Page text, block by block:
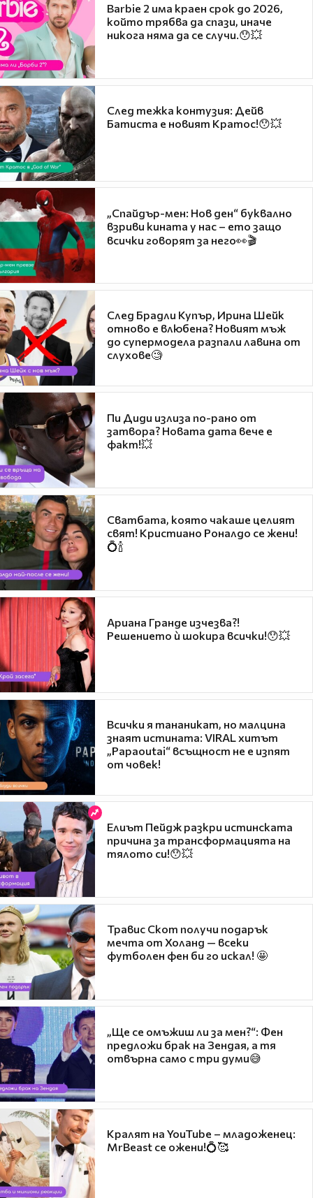
Barbie 2 има краен срок до 2026,
който трябва да спази, иначе
никога няма да се случи.😯💥
След тежка контузия: Дейв
Батиста е новият Кратос!😯💥
„Спайдър-мен: Нов ден“ буквално
взриви кината у нас – ето защо
всички говорят за него👀🎬
След Брадли Купър, Ирина Шейк
отново е влюбена? Новият мъж
до супермодела разпали лавина от
слухове🧐
Пи Диди излиза по-рано от
затвора? Новата дата вече е
факт!💥
Сватбата, която чакаше целият
свят! Кристиано Роналдо се жени!
💍🍾
Ариана Гранде изчезва?!
Решението ѝ шокира всички!😯💥
Всички я тананикат, но малцина
знаят истината: VIRAL хитът
„Papaoutai“ всъщност не е изпят
от човек!
Елиът Пейдж разкри истинската
причина за трансформацията на
тялото си!😯💥
Травис Скот получи подарък
мечта от Холанд — всеки
футболен фен би го искал! 🤩
„Ще се омъжиш ли за мен?“: Фен
предложи брак на Зендая, а тя
отвърна само с три думи😅
Кралят на YouTube – младоженец:
MrBeast се ожени!💍🥰